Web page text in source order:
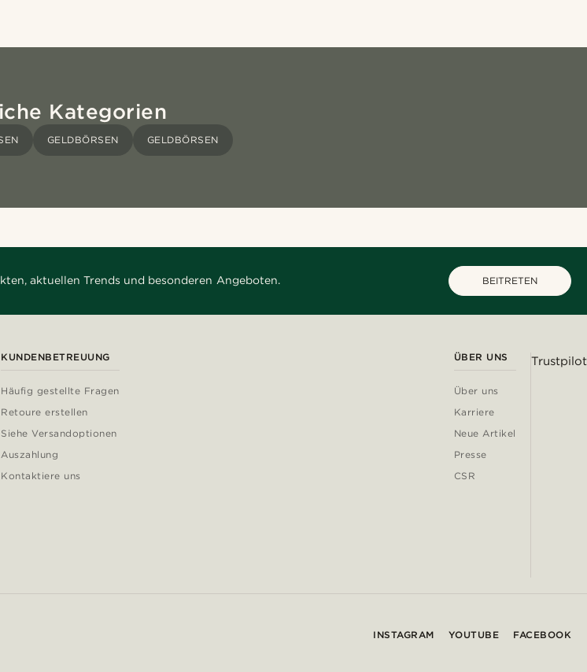
Kategorien
GELDBÖRSEN GELDBÖRSEN
aktuellen Trends und besonderen Angeboten. BEITRETEN
KUNDENBETREUUNG
Häufig gestellte Fragen
Retoure erstellen
Siehe Versandoptionen
Auszahlung
Kontaktiere uns
ÜBER UNS
Über uns
Karriere
Neue Artikel
Presse
CSR
Trustpilot
INSTAGRAM YOUTUBE FACEBOOK